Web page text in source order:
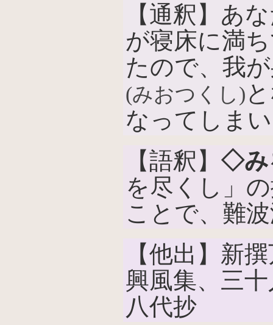
【通釈】あ
が寝床に満
たので、我
(みおつくし)
なってしま
【語釈】 ◇み
を尽くし」
ことで、難
【他出】新
興風集、三
八代抄